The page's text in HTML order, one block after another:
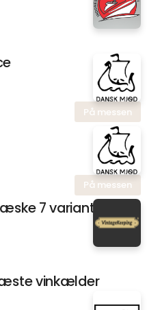
På messen
På messen
7 varianter
vinkælder